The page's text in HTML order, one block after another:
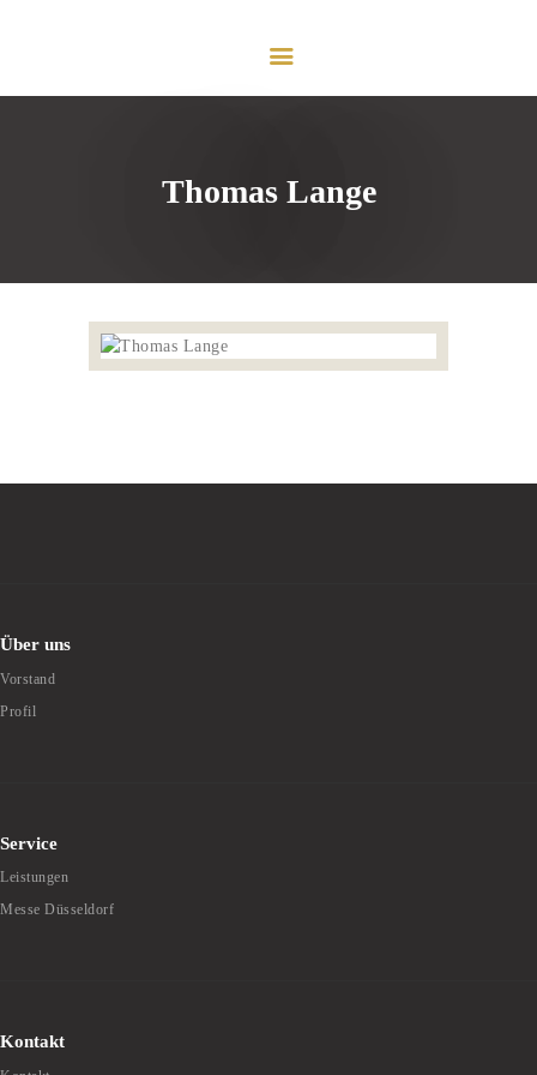
Thomas Lange
PROFIL
LEISTUNGEN
IMPRESSUM
Über uns
Vorstand
Profil
Service
Leistungen
Messe Düsseldorf
Kontakt